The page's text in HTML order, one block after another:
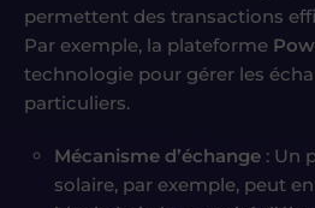
permettent des transactions
Par exemple, la plateforme
technologie pour gérer les
particuliers.
Mécanisme d’échange : Un
solaire, par exemple, peut